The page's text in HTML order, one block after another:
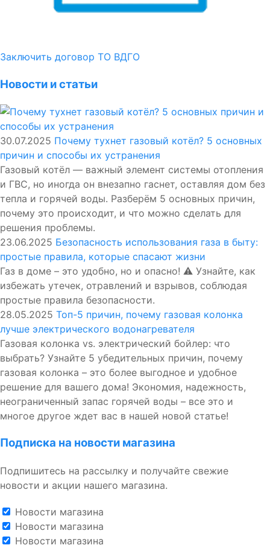
Заключить договор ТО ВДГО
Новости и статьи
30.07.2025 Почему тухнет газовый котёл? 5 основных
причин и способы их устранения
Газовый котёл — важный элемент системы отопления
и ГВС, но иногда он внезапно гаснет, оставляя дом без
тепла и горячей воды. Разберём 5 основных причин,
почему это происходит, и что можно сделать для
решения проблемы.
23.06.2025 Безопасность использования газа в быту:
простые правила, которые спасают жизни
Газ в доме – это удобно, но и опасно! ⚠️ Узнайте, как
избежать утечек, отравлений и взрывов, соблюдая
простые правила безопасности.
28.05.2025 Топ-5 причин, почему газовая колонка
лучше электрического водонагревателя
Газовая колонка vs. электрический бойлер: что
выбрать? Узнайте 5 убедительных причин, почему
газовая колонка – это более выгодное и удобное
решение для вашего дома! Экономия, надежность,
неограниченный запас горячей воды – все это и
многое другое ждет вас в нашей новой статье!
Подписка на новости магазина
Подпишитесь на рассылку и получайте свежие
новости и акции нашего магазина.
Новости магазина
Новости магазина
Новости магазина